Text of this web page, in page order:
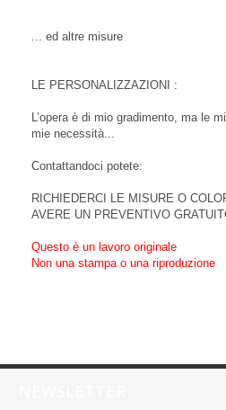
... ed altre misure
LE PERSONALIZZAZIONI :
L’opera è di mio gradimento, ma le
mie necessità...
Contattandoci potete:
RICHIEDERCI LE MISURE O
AVERE UN PREVENTIVO
Questo è un lavoro originale
Non una stampa o una riproduzione